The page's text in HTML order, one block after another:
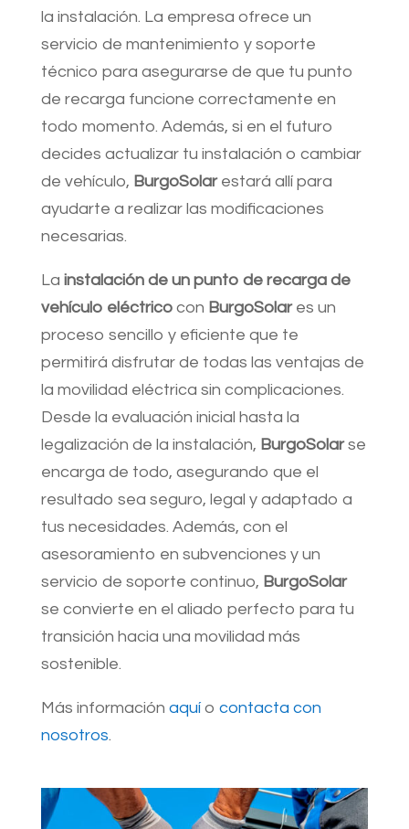
la instalación. La empresa ofrece un
servicio de mantenimiento y soporte
técnico para asegurarse de que tu punto
de recarga funcione correctamente en
todo momento. Además, si en el futuro
decides actualizar tu instalación o cambiar
de vehículo, BurgoSolarestará allí para
ayudarte a realizar las modificaciones
necesarias.
La instalación de un punto de recarga de
vehículo eléctricocon BurgoSolares un
proceso sencillo y eficiente que te
permitirá disfrutar de todas las ventajas de
la movilidad eléctrica sin complicaciones.
Desde la evaluación inicial hasta la
legalización de la instalación, BurgoSolarse
encarga de todo, asegurando que el
resultado sea seguro, legal y adaptado a
tus necesidades. Además, con el
asesoramiento en subvenciones y un
servicio de soporte continuo, BurgoSolar
se convierte en el aliado perfecto para tu
transición hacia una movilidad más
sostenible.
Más información aquío contacta con
nosotros.